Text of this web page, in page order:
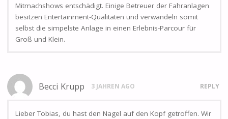
Mitmachshows entschädigt. Einige Betreuer der Fahranlagen
besitzen Entertainment-Qualitäten und verwandeln somit
selbst die simpelste Anlage in einen Erlebnis-Parcour für
Groß und Klein.
Becci Krupp 3 JAHREN AGO REPLY
Lieber Tobias, du hast den Nagel auf den Kopf getroffen. Wir